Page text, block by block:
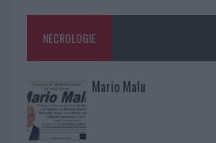
NECROLOGIE
Mario Malu